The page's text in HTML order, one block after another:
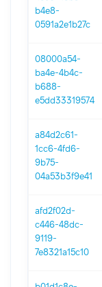
b4e8-
0591a2e1b27c
08000a54-
ba4e-4b4c-
b688-
e5dd33319574
a84d2c61-
1cc6-4fd6-
9b75-
04a53b3f9e41
afd2f02d-
c446-48dc-
9119-
7e8321a15c10